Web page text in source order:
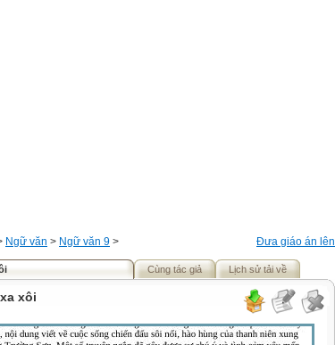
Đưa giáo án lên
Ngữ văn > Ngữ văn 9 >
Cùng tác giả Lịch sử tải về
xôi